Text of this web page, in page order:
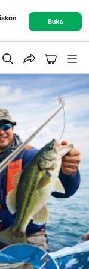
Buka